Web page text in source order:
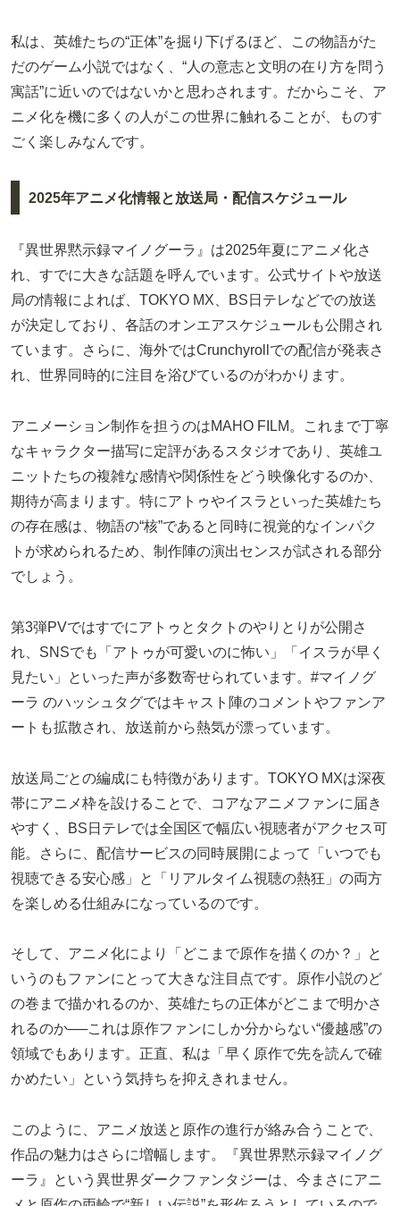
私は、英雄たちの“正体”を掘り下げるほど、この物語がた
だのゲーム小説ではなく、“人の意志と文明の在り方を問う
寓話”に近いのではないかと思わされます。だからこそ、ア
ニメ化を機に多くの人がこの世界に触れることが、ものす
ごく楽しみなんです。
2025年アニメ化情報と放送局・配信スケジュール
『異世界黙示録マイノグーラ』は2025年夏にアニメ化さ
れ、すでに大きな話題を呼んでいます。公式サイトや放送
局の情報によれば、TOKYO MX、BS日テレなどでの放送
が決定しており、各話のオンエアスケジュールも公開され
ています。さらに、海外ではCrunchyrollでの配信が発表さ
れ、世界同時的に注目を浴びているのがわかります。
アニメーション制作を担うのはMAHO FILM。これまで丁寧
なキャラクター描写に定評があるスタジオであり、英雄ユ
ニットたちの複雑な感情や関係性をどう映像化するのか、
期待が高まります。特にアトゥやイスラといった英雄たち
の存在感は、物語の“核”であると同時に視覚的なインパク
トが求められるため、制作陣の演出センスが試される部分
でしょう。
第3弾PVではすでにアトゥとタクトのやりとりが公開さ
れ、SNSでも「アトゥが可愛いのに怖い」「イスラが早く
見たい」といった声が多数寄せられています。#マイノグ
ーラ のハッシュタグではキャスト陣のコメントやファンア
ートも拡散され、放送前から熱気が漂っています。
放送局ごとの編成にも特徴があります。TOKYO MXは深夜
帯にアニメ枠を設けることで、コアなアニメファンに届き
やすく、BS日テレでは全国区で幅広い視聴者がアクセス可
能。さらに、配信サービスの同時展開によって「いつでも
視聴できる安心感」と「リアルタイム視聴の熱狂」の両方
を楽しめる仕組みになっているのです。
そして、アニメ化により「どこまで原作を描くのか？」と
いうのもファンにとって大きな注目点です。原作小説のど
の巻まで描かれるのか、英雄たちの正体がどこまで明かさ
れるのか──これは原作ファンにしか分からない“優越感”の
領域でもあります。正直、私は「早く原作で先を読んで確
かめたい」という気持ちを抑えきれません。
このように、アニメ放送と原作の進行が絡み合うことで、
作品の魅力はさらに増幅します。『異世界黙示録マイノグ
ーラ』という異世界ダークファンタジーは、今まさにアニ